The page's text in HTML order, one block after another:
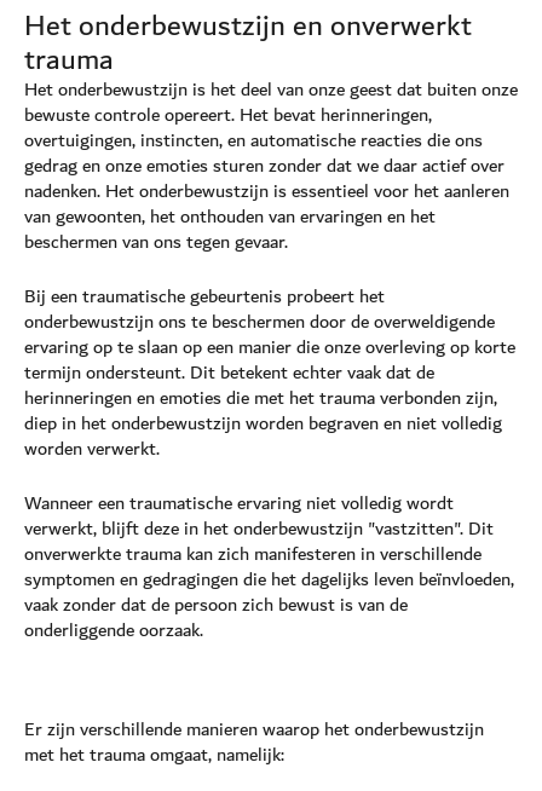
Het onderbewustzijn en onverwerkt
trauma
Het onderbewustzijn is het deel van onze geest dat buiten onze
bewuste controle opereert. Het bevat herinneringen,
overtuigingen, instincten, en automatische reacties die ons
gedrag en onze emoties sturen zonder dat we daar actief over
nadenken. Het onderbewustzijn is essentieel voor het aanleren
van gewoonten, het onthouden van ervaringen en het
beschermen van ons tegen gevaar.
Bij een traumatische gebeurtenis probeert het
onderbewustzijn ons te beschermen door de overweldigende
ervaring op te slaan op een manier die onze overleving op korte
termijn ondersteunt. Dit betekent echter vaak dat de
herinneringen en emoties die met het trauma verbonden zijn,
diep in het onderbewustzijn worden begraven en niet volledig
worden verwerkt.
Wanneer een traumatische ervaring niet volledig wordt
verwerkt, blijft deze in het onderbewustzijn "vastzitten". Dit
onverwerkte trauma kan zich manifesteren in verschillende
symptomen en gedragingen die het dagelijks leven beïnvloeden,
vaak zonder dat de persoon zich bewust is van de
onderliggende oorzaak.
Er zijn verschillende manieren waarop het onderbewustzijn
met het trauma omgaat, namelijk: